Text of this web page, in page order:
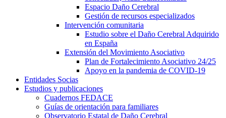
Espacio Daño Cerebral
Gestión de recursos especializados
Intervención comunitaria
Estudio sobre el Daño Cerebral Adquirido
en España
Extensión del Movimiento Asociativo
Plan de Fortalecimiento Asociativo 24/25
Apoyo en la pandemia de COVID-19
Entidades Socias
Estudios y publicaciones
Cuadernos FEDACE
Guías de orientación para familiares
Observatorio Estatal de Daño Cerebral